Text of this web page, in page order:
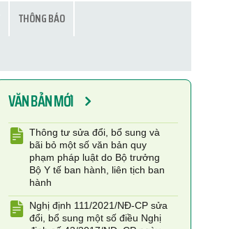
THÔNG BÁO
VĂN BẢN MỚI
Thông tư sửa đổi, bổ sung và
bãi bỏ một số văn bản quy
phạm pháp luật do Bộ trưởng
Bộ Y tế ban hành, liên tịch ban
hành
Nghị định 111/2021/NĐ-CP sửa
đổi, bổ sung một số điều Nghị
định số 43/2017/NĐ_CP ngày